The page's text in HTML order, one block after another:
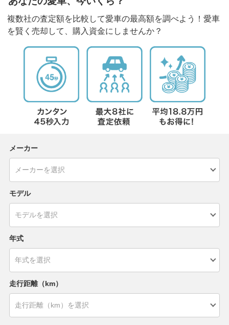
複数社の査定額を比較して愛車の最高額を調べよう！愛車
を賢く売却して、購入資金にしませんか？
メーカー
モデル
年式
走行距離（km）